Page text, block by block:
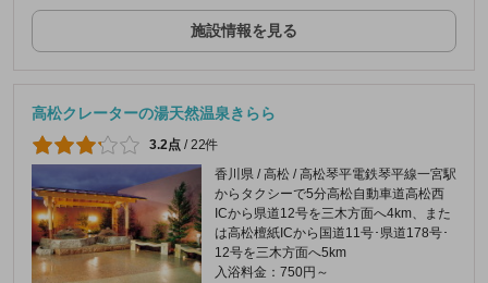
施設情報を見る
高松クレーターの湯天然温泉きらら
3.2点 / 22件
香川県 / 高松 / 高松琴平電鉄琴平線一宮駅
からタクシーで5分高松自動車道高松西
ICから県道12号を三木方面へ4km、また
は高松檀紙ICから国道11号･県道178号･
12号を三木方面へ5km
入浴料金：750円～